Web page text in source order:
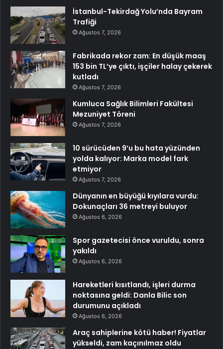
İstanbul-Tekirdağ Yolu’nda Bayram
Trafiği
Ağustos 7, 2026
Fabrikada rekor zam: En düşük maaş
153 bin TL’ye çıktı, işçiler halay çekerek
kutladı
Ağustos 7, 2026
Kumluca Sağlık Bilimleri Fakültesi
Mezuniyet Töreni
Ağustos 7, 2026
10 sürücüden 9’u bu hata yüzünden
yolda kalıyor: Marka model fark
etmiyor
Ağustos 7, 2026
Dünyanın en büyüğü kıyılara vurdu:
Dokunaçları 36 metreyi buluyor
Ağustos 6, 2026
Spor gazetecisi önce vuruldu, sonra
yakıldı
Ağustos 6, 2026
Hareketleri kısıtlandı, işleri durma
noktasına geldi: Danla Bilic son
durumunu açıkladı
Ağustos 6, 2026
Araç sahiplerine kötü haber! Fiyatlar
yükseldi, zam kaçınılmaz oldu